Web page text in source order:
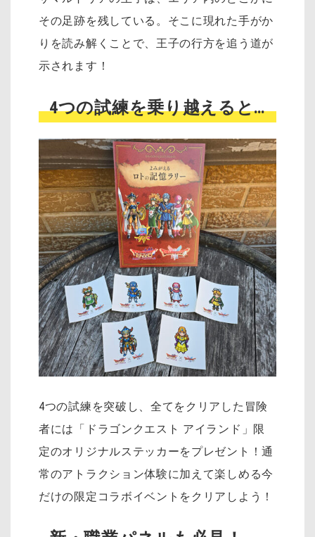
その足跡を残している。そこに現れた手がか
りを読み解くことで、王子の行方を追う道が
示されます！
4つの試練を乗り越えると…
4つの試練を突破し、全てをクリアした冒険
者には「ドラゴンクエスト アイランド」限
定のオリジナルステッカーをプレゼント！通
常のアトラクション体験に加えて楽しめる今
だけの限定コラボイベントをクリアしよう！